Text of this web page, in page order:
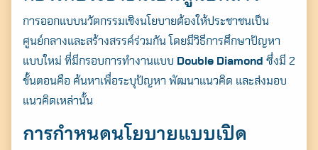
การออกแบบนวัตกรรมเชิงนโยบายต้องให้ประชาชนเป็น
ศูนย์กลางและสร้างสรรค์ร่วมกัน โดยมีวิธีการศึกษาปัญหา
แบบใหม่ ที่มีกรอบการทำงานแบบ Double Diamond ซึ่งมี 2
ขั้นตอนคือ ค้นหาเพื่อระบุปัญหา พัฒนาแนวคิด และส่งมอบ
แนวคิดเหล่านั้น
การกำหนดนโยบายแบบเปิด